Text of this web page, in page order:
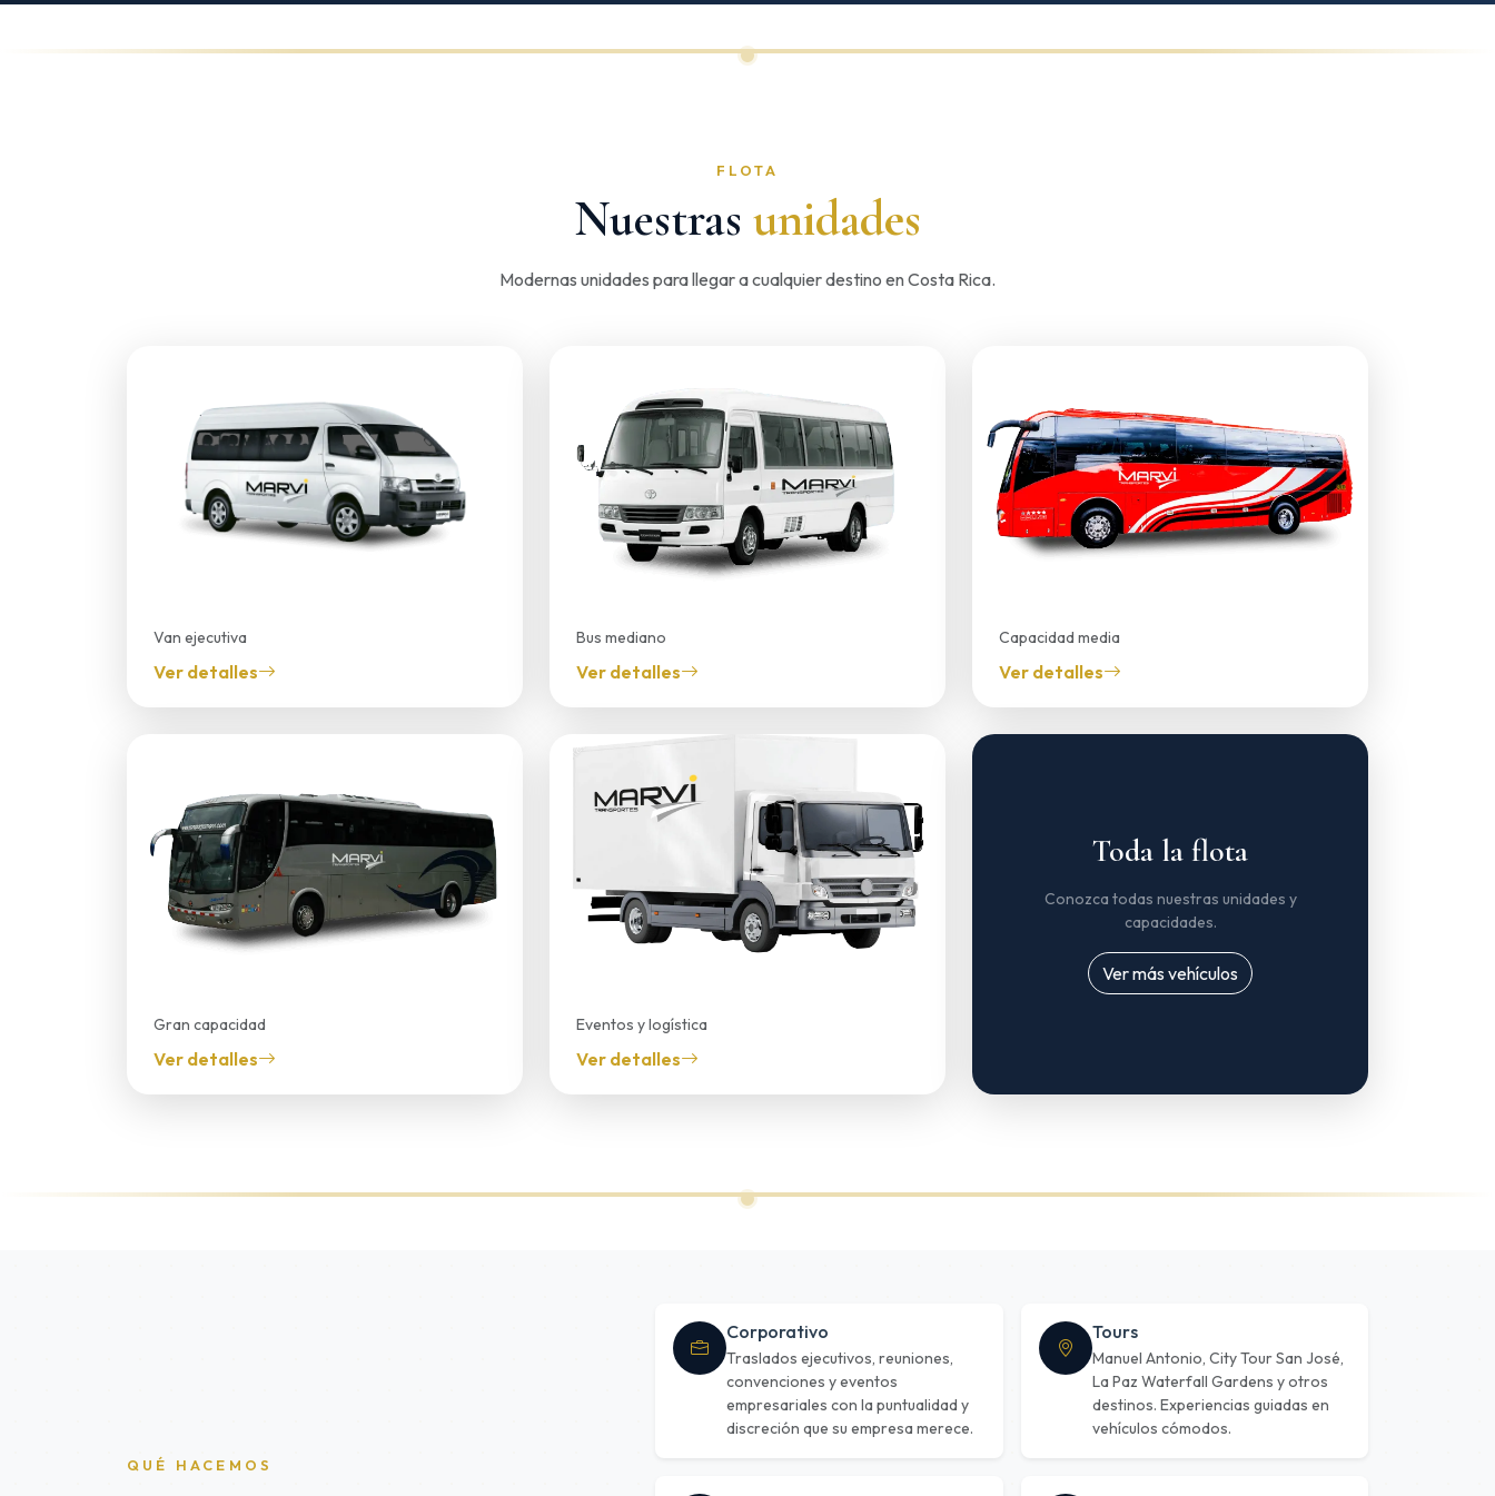
FLOTA
Nuestras unidades
Modernas unidades para llegar a cualquier destino en Costa Rica.
Hiace
Van ejecutiva
Ver detalles
Coaster
Bus mediano
Ver detalles
Buseta
Capacidad media
Ver detalles
Bus
Gran capacidad
Ver detalles
Camión de utilería
Eventos y logística
Ver detalles
Toda la flota
Conozca todas nuestras unidades y
capacidades.
Ver más vehículos
QUÉ HACEMOS
Corporativo
Traslados ejecutivos, reuniones,
convenciones y eventos
empresariales con la puntualidad y
discreción que su empresa merece.
Tours
Manuel Antonio, City Tour San José,
La Paz Waterfall Gardens y otros
destinos. Experiencias guiadas en
vehículos cómodos.